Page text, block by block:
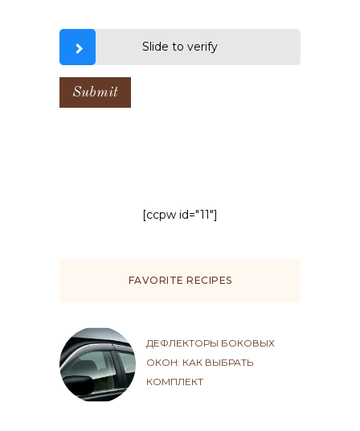
Slide to verify
[ccpw id="11"]
FAVORITE RECIPES
ДЕФЛЕКТОРЫ БОКОВЫХ
ОКОН: КАК ВЫБРАТЬ
КОМПЛЕКТ